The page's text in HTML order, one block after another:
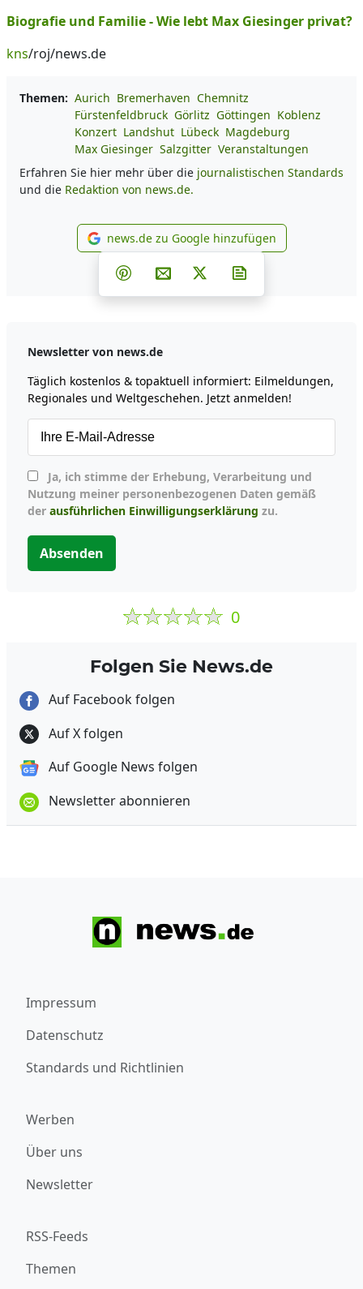
Biografie und Familie - Wie lebt Max Giesinger privat?
kns/roj/news.de
Themen: Aurich Bremerhaven Chemnitz
Fürstenfeldbruck Görlitz Göttingen Koblenz
Konzert Landshut Lübeck Magdeburg
Max Giesinger Salzgitter Veranstaltungen
Erfahren Sie hier mehr über die journalistischen Standards
und die Redaktion von news.de.
news.de zu Google
news.de zu Google hinzufügen
Teilen auf Facebook
Teilen auf Whatsapp
Teilen auf Telegram
Teilen auf Pinterest
Per E-Mail teilen
Post auf X
Newsletter von news.de
Täglich kostenlos & topaktuell informiert: Eilmeldungen,
Regionales und Weltgeschehen. Jetzt anmelden!
Nutzung meiner personenbezogenen Daten gemäß
der ausführlichen Einwilligungserklärung zu.
Absenden
0
Folgen Sie News.de
Auf Facebook folgen
Auf X folgen
Auf Google News folgen
Newsletter abonnieren
Impressum
Datenschutz
Standards und Richtlinien
Werben
Über uns
Newsletter
RSS-Feeds
Themen